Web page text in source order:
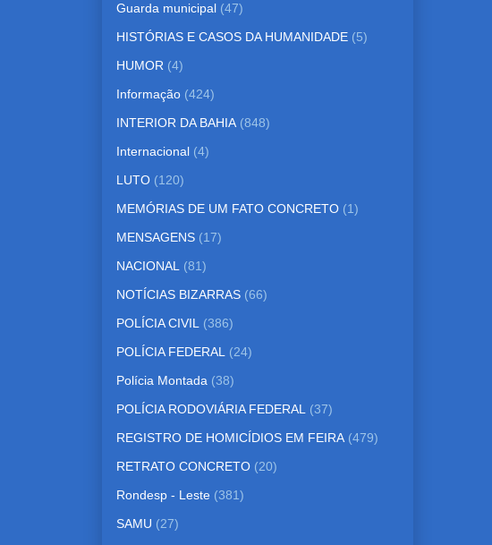
Guarda municipal (47)
HISTÓRIAS E CASOS DA HUMANIDADE (5)
HUMOR (4)
Informação (424)
INTERIOR DA BAHIA (848)
Internacional (4)
LUTO (120)
MEMÓRIAS DE UM FATO CONCRETO (1)
MENSAGENS (17)
NACIONAL (81)
NOTÍCIAS BIZARRAS (66)
POLÍCIA CIVIL (386)
POLÍCIA FEDERAL (24)
Polícia Montada (38)
POLÍCIA RODOVIÁRIA FEDERAL (37)
REGISTRO DE HOMICÍDIOS EM FEIRA (479)
RETRATO CONCRETO (20)
Rondesp - Leste (381)
SAMU (27)